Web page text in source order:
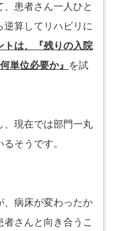
患者さん一人ひと
逆算してリハビリに
トは、『残りの入院
単位必要か』
を試
、現在では部門一丸
そうです。
、病床が変わったか
さんと向き合うこ